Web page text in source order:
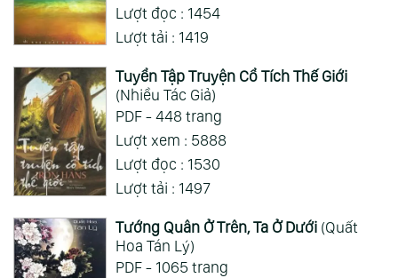
Lượt đọc : 1454
Lượt tải : 1419
Tuyển Tập Truyện Cổ Tích Thế Giới
(Nhiều Tác Giả)
PDF - 448 trang
Lượt xem : 5888
Lượt đọc : 1530
Lượt tải : 1497
Tướng Quân Ở Trên, Ta Ở Dưới(Quất
Hoa Tán Lý)
PDF - 1065 trang